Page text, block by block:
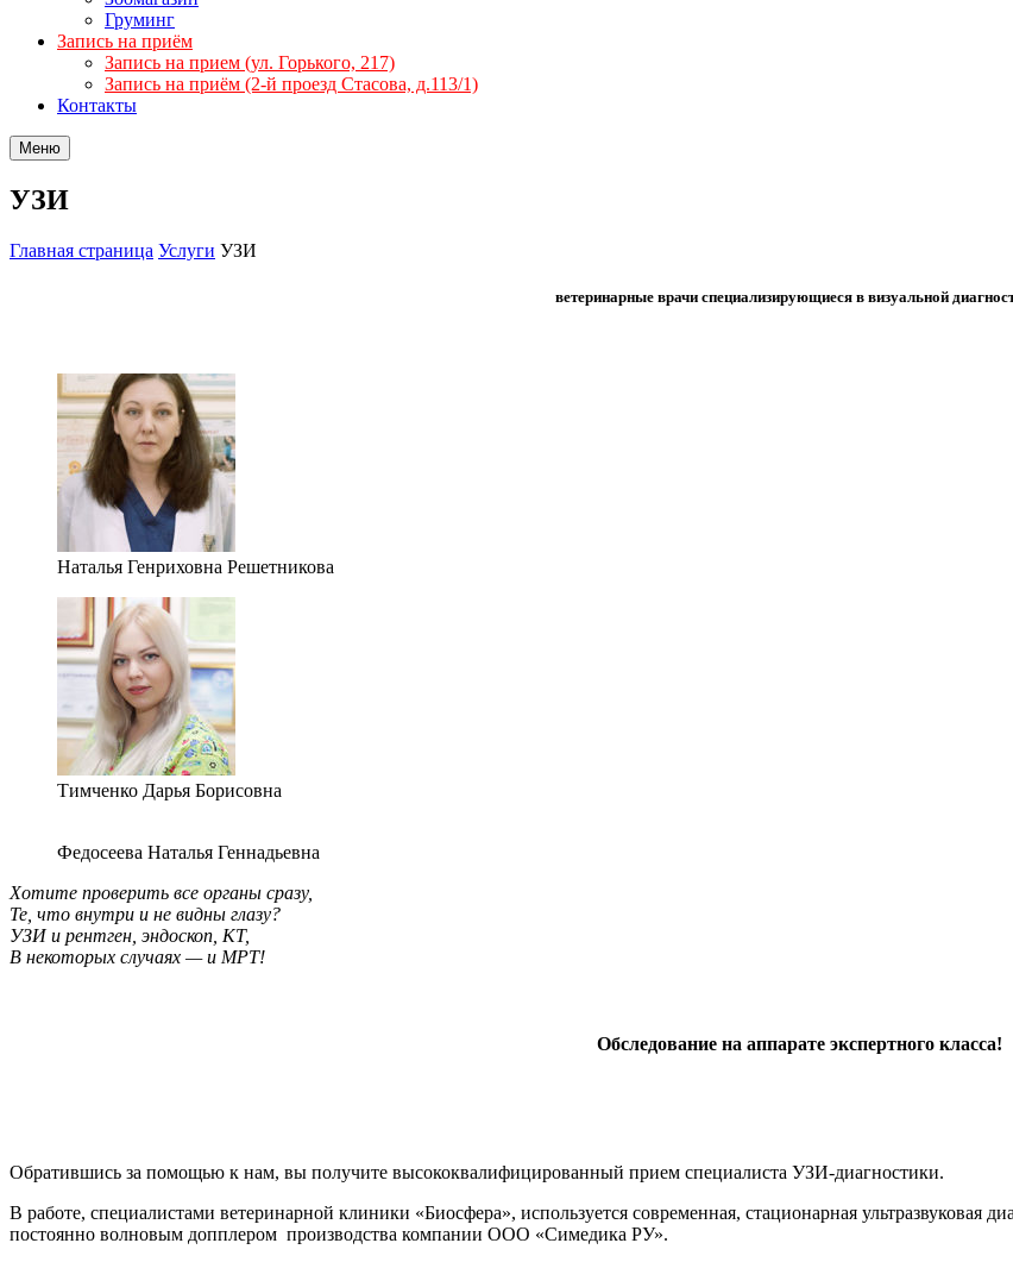
Груминг
Запись на приём
Запись на прием (ул. Горького, 217)
Запись на приём (2-й проезд Стасова, д.113/1)
Контакты
Меню
УЗИ
Главная страница Услуги УЗИ
ветеринарные врачи специализирующиеся в визуальной
Наталья Генриховна Решетникова
Тимченко Дарья Борисовна
Федосеева Наталья Геннадьевна
Хотите проверить все органы сразу,
Те, что внутри и не видны глазу?
УЗИ и рентген, эндоскоп, КТ,
В некоторых случаях — и МРТ!
Обследование на аппарате экспертного класса!
Обратившись за помощью к нам, вы получите высококвалифицированный прием специалиста УЗИ-диагностики.
В работе, специалистами ветеринарной клиники «Биосфера», используется современная, стационарная ультразвуковая
постоянно волновым допплером производства компании ООО «Симедика РУ».